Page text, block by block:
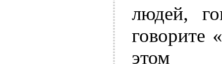
людей,
говорите
этом